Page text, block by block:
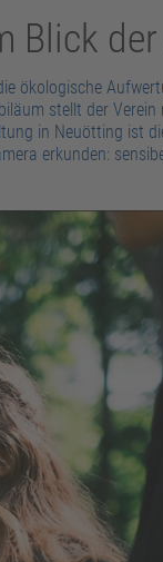
Blick
ökologische
stellt der
in Neuötting ist
erkunden: